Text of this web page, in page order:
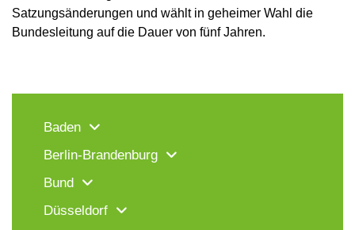
Satzungsänderungen und wählt in geheimer Wahl die
Bundesleitung auf die Dauer von fünf Jahren.
Baden
Berlin-Brandenburg
Bund
Düsseldorf